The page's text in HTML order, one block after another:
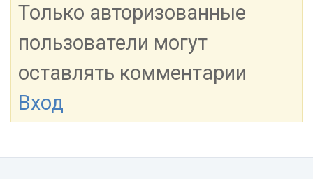
Только авторизованные
пользователи могут
оставлять комментарии
Вход